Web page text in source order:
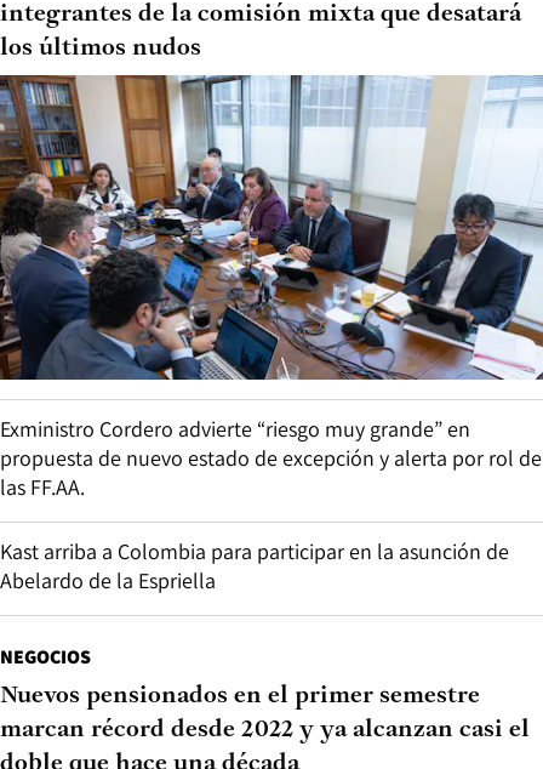
integrantes de la comisión mixta que desatará
los últimos nudos
Exministro Cordero advierte “riesgo muy grande” en
propuesta de nuevo estado de excepción y alerta por rol de
las FF.AA.
Kast arriba a Colombia para participar en la asunción de
Abelardo de la Espriella
NEGOCIOS
Nuevos pensionados en el primer semestre
marcan récord desde 2022 y ya alcanzan casi el